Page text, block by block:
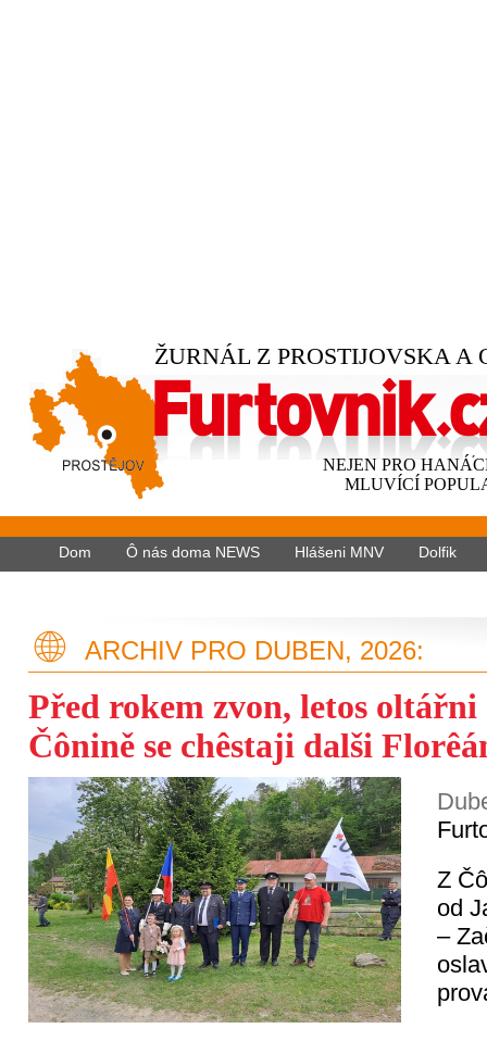
ŽURNÁL Z PROSTIJOVSKA
NEJEN PRO
MLUVÍCÍ
Dom Ô nás doma NEWS Hlášeni MNV Dolfik
ARCHIV PRO DUBEN, 2026:
Před rokem zvon, letos oltářni
Čônině se chêstaji dalši
Z
od
–